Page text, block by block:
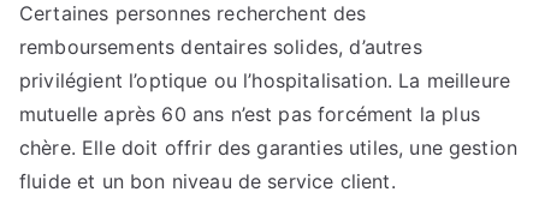
Certaines personnes recherchent des
remboursements dentaires solides, d’autres
privilégient l’optique ou l’hospitalisation. La meilleure
mutuelle après 60 ans n’est pas forcément la plus
chère. Elle doit offrir des garanties utiles, une gestion
fluide et un bon niveau de service client.